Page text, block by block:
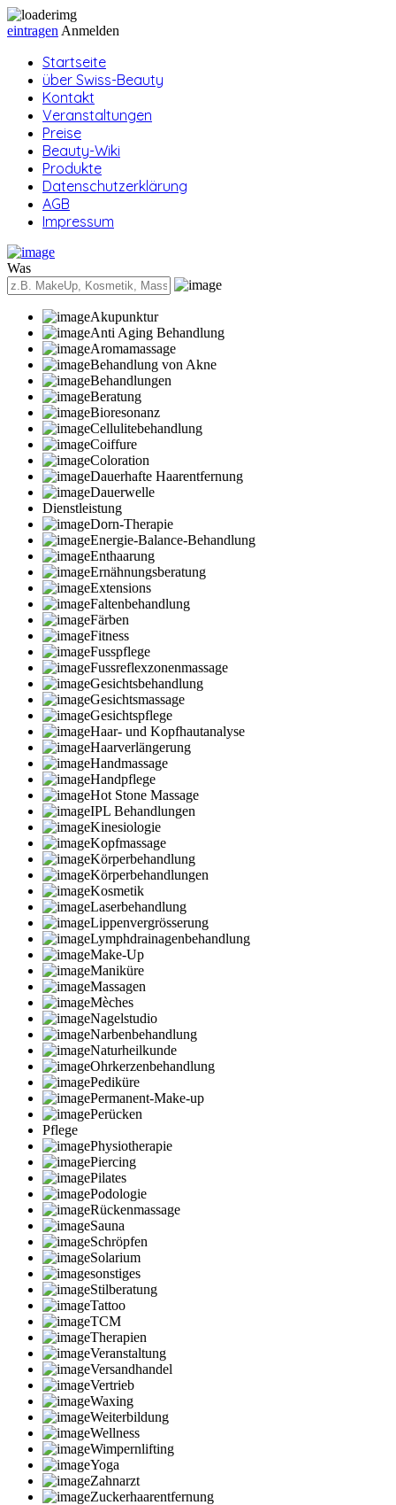
eintragen Anmelden
Startseite
über Swiss-Beauty
Kontakt
Veranstaltungen
Preise
Beauty-Wiki
Produkte
Datenschutzerklärung
AGB
Impressum
Was
Akupunktur
Anti Aging Behandlung
Aromamassage
Behandlung von Akne
Behandlungen
Beratung
Bioresonanz
Cellulitebehandlung
Coiffure
Coloration
Dauerhafte Haarentfernung
Dauerwelle
Dienstleistung
Dorn-Therapie
Energie-Balance-Behandlung
Enthaarung
Ernähnungsberatung
Extensions
Faltenbehandlung
Färben
Fitness
Fusspflege
Fussreflexzonenmassage
Gesichtsbehandlung
Gesichtsmassage
Gesichtspflege
Haar- und Kopfhautanalyse
Haarverlängerung
Handmassage
Handpflege
Hot Stone Massage
IPL Behandlungen
Kinesiologie
Kopfmassage
Körperbehandlung
Körperbehandlungen
Kosmetik
Laserbehandlung
Lippenvergrösserung
Lymphdrainagenbehandlung
Make-Up
Maniküre
Massagen
Mèches
Nagelstudio
Narbenbehandlung
Naturheilkunde
Ohrkerzenbehandlung
Pediküre
Permanent-Make-up
Perücken
Pflege
Physiotherapie
Piercing
Pilates
Podologie
Rückenmassage
Sauna
Schröpfen
Solarium
sonstiges
Stilberatung
Tattoo
TCM
Therapien
Veranstaltung
Versandhandel
Vertrieb
Waxing
Weiterbildung
Wellness
Wimpernlifting
Yoga
Zahnarzt
Zuckerhaarentfernung